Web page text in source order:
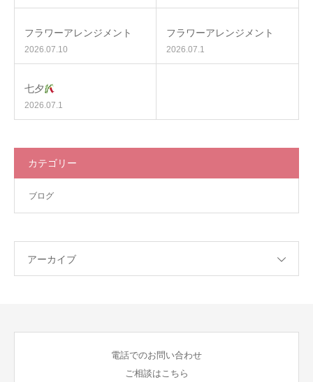
フラワーアレンジメント
2026.07.10
フラワーアレンジメント
2026.07.1
七夕
2026.07.1
カテゴリー
ブログ
アーカイブ
電話でのお問い合わせ
ご相談はこちら